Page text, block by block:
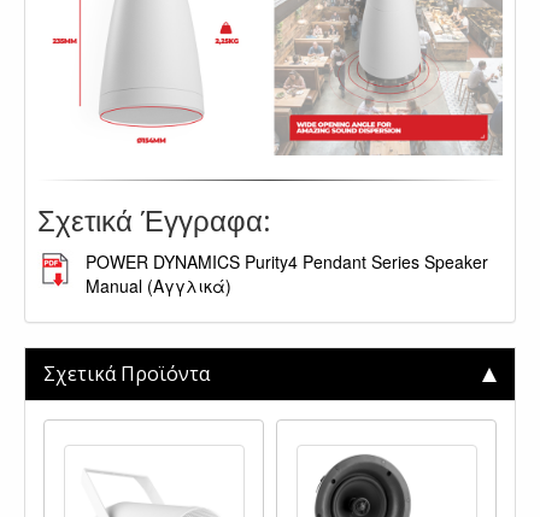
Σχετικά Έγγραφα:
POWER DYNAMICS Purity4 Pendant Series Speaker
Manual (Αγγλικά)
Σχετικά Προϊόντα